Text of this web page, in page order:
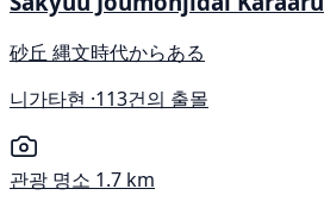
砂丘 縄文時代からある
니가타현 ·113건의 출몰
관광 명소 1.7 km